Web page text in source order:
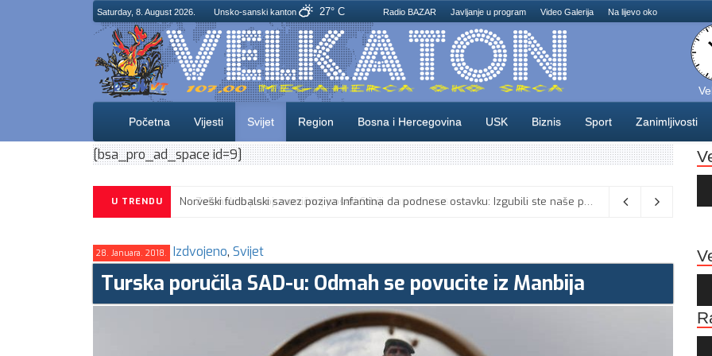
Saturday, 8. August 2026. Unsko-sanski kanton 27° C Radio BAZAR Javljanje u program Video Galerija Na lijevo oko
Početna Vijesti Svijet Region Bosna i Hercegovina USK Biznis Sport Zanimljivosti
[bsa_pro_ad_space id=9]
U TRENDU Norveški fudbalski savez poziva Infantina da podnese ostavku: Izgubili ste naše povjerenje 08/08/2026
28. Januara. 2018. Izdvojeno, Svijet
Turska poručila SAD-u: Odmah se povucite iz Manbija